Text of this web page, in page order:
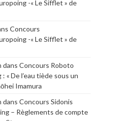
-« Le Sifflet » de
Concours
-« Le Sifflet » de
dans Concours Roboto
« De l’eau tiède sous un
Imamura
dans Concours Sidonis
– Règlements de compte